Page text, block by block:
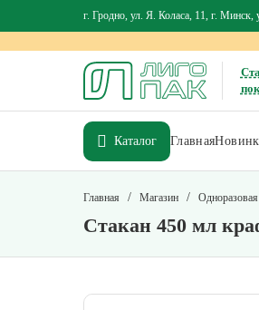
г. Гродно, ул. Я. Коласа, 11, г. Минск,
Каталог Главная
Главная / Магазин / Одноразовая
Стакан 450 мл